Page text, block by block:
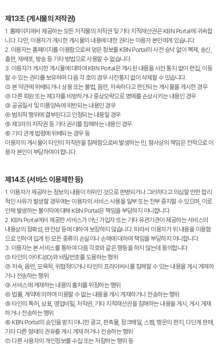
제13조 (게시물의 저작권)
1. 홈페이지에서 제공하는 모든 저작물의 저작권 및 기타 지적재산권은 KBN Portal에 귀속합
니다. 다만, 이용자가 게시한 게시물의 내용에 대한 권리는 이용자 본인에게 있습니다.
2. 이용자는 홈페이지를 이용함으로써 얻은 정보를 KBN Portal의 사전 승낙 없이 복제, 송신,
출판, 재배포, 방송 등 기타 방법으로 사용할 수 없습니다.
3. 이용자가 게시한 게시물에 대하여 KBN Portal은 게시된 내용을 사전 통지 없이 편집, 이동
할 수 있는 권리를 보유하며 다음 각 호의 경우 사전통지 없이 삭제할 수 있습니다.
① 본 약관에 위배되거나 상용 또는 불법, 음란, 저속하다고 판단되는 게시물을 게시한 경우
② 다른 회원 또는 제3자를 비방하거나 중상모략으로 명예를 손상시키는 내용인 경우
③ 공공질서 및 미풍양속에 위반되는 내용인 경우
④ 범죄적 행위에 결부된다고 인정되는 내용일 경우
⑤ 제3자의 저작권 등 기타 권리를 침해하는 내용인 경우
⑥ 기타 관계 법령에 위배되는 경우 등
이용자의 게시물이 타인의 저작권을 침해함으로써 발생하는 민, 형사상의 책임은 전적으로 이
용자 본인이 부담하여야 합니다.
제14조 (서비스 이용제한 등)
1. 이용자가 제공하는 정보의 내용이 허위인 것으로 판명되거나 그러하다고 의심할 만한 합리
적인 사유가 발생할 경우에는 이용자의 서비스 사용을 일부 또는 전부 중지할 수 있으며, 이로
인해 발생하는 불이익에 대해 KBN Portal은 책임을 부담하지 아니합니다.
2. KBN Portal에서 제공한 서비스가 아닌 가입자 또는 기타 유관기관이 제공하는 서비스의
내용상의 정확성, 완전성 등에 대하여 보장하지 않습니다. 따라서 이용자가 위 내용을 이용함
으로 인하여 입게 된 모든 종류의 손실이나 손해에 대하여 책임을 부담하지 아니합니다.
3. 이용자는 본 서비스를 통하여 다음 각호와 같은 행동을 하지 않는데 동의합니다.
① 타인의 아이디(ID)와 비밀번호를 도용하는 행위
② 저속, 음란, 모욕적, 위협적이거나 타인의 프라이버시를 침해할 수 있는 내용을 게시․게재하
거나 전송하는 행위
③ 서비스에 게재하는 내용의 출처를 위장하는 행위
④ 법률, 계약에 의하여 이용할 수 없는 내용을 게시․게재하거나 전송하는 행위
⑤ 타인의 특허, 상표, 영업비밀, 저작권, 기타 지적재산권을 침해하는 내용을 게시, 게시․게재
하거나 전송하는 행위
⑥ KBN Portal의 승인을 받지 아니한 광고, 판촉물, 정크메일, 스팸, 행운의 편지, 다단계 판매,
기타 다른 형태의 권유를 게시․게재 하거나 전송하는 행위
⑦ 다른 사용자의 개인정보를 수집 또는 저장하는 행위 등